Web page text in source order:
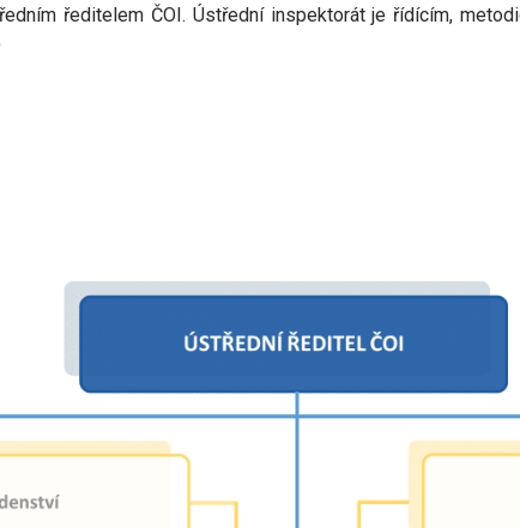
ředitelem ČOI. Ústřední inspektorát je řídícím,